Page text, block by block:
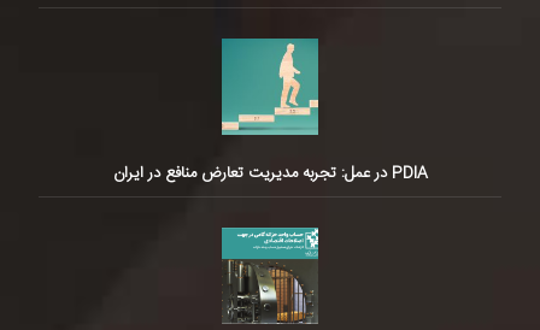
PDIA در عمل: تجربه مدیریت تعارض منافع در ایران